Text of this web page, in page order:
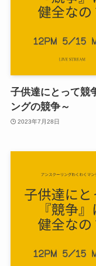
子供達にとって競
ングの競争～
2023年7月28日